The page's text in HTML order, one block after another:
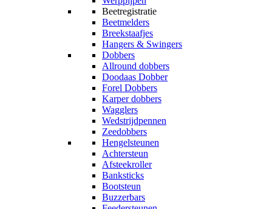
Beetregistratie
Beetmelders
Breekstaafjes
Hangers & Swingers
Dobbers
Allround dobbers
Doodaas Dobber
Forel Dobbers
Karper dobbers
Wagglers
Wedstrijdpennen
Zeedobbers
Hengelsteunen
Achtersteun
Afsteekroller
Banksticks
Bootsteun
Buzzerbars